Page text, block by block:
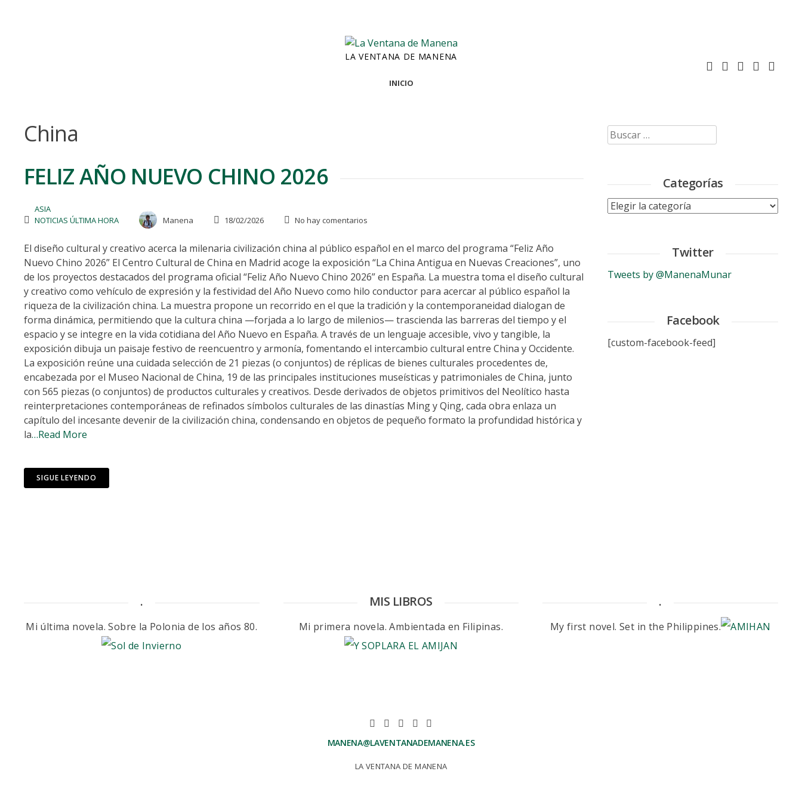
LA VENTANA DE MANENA
INICIO
China
FELIZ AÑO NUEVO CHINO 2026
ASIA
NOTICIAS ÚLTIMA HORA
Manena 18/02/2026 No hay comentarios
El diseño cultural y creativo acerca la milenaria civilización china al público español en el marco del programa “Feliz Año
Nuevo Chino 2026” El Centro Cultural de China en Madrid acoge la exposición “La China Antigua en Nuevas Creaciones”, uno
de los proyectos destacados del programa oficial “Feliz Año Nuevo Chino 2026” en España. La muestra toma el diseño cultural
y creativo como vehículo de expresión y la festividad del Año Nuevo como hilo conductor para acercar al público español la
riqueza de la civilización china. La muestra propone un recorrido en el que la tradición y la contemporaneidad dialogan de
forma dinámica, permitiendo que la cultura china —forjada a lo largo de milenios— trascienda las barreras del tiempo y el
espacio y se integre en la vida cotidiana del Año Nuevo en España. A través de un lenguaje accesible, vivo y tangible, la
exposición dibuja un paisaje festivo de reencuentro y armonía, fomentando el intercambio cultural entre China y Occidente.
La exposición reúne una cuidada selección de 21 piezas (o conjuntos) de réplicas de bienes culturales procedentes de,
encabezada por el Museo Nacional de China, 19 de las principales instituciones museísticas y patrimoniales de China, junto
con 565 piezas (o conjuntos) de productos culturales y creativos. Desde derivados de objetos primitivos del Neolítico hasta
reinterpretaciones contemporáneas de refinados símbolos culturales de las dinastías Ming y Qing, cada obra enlaza un
capítulo del incesante devenir de la civilización china, condensando en objetos de pequeño formato la profundidad histórica y
la…Read More
SIGUE LEYENDO
Buscar:
Categorías
Categorías
Twitter
Tweets by @ManenaMunar
Facebook
[custom-facebook-feed]
.
Mi última novela. Sobre la Polonia de los años 80.
MIS LIBROS
Mi primera novela. Ambientada en Filipinas.
.
My first novel. Set in the Philippines.
MANENA@LAVENTANADEMANENA.ES
LA VENTANA DE MANENA